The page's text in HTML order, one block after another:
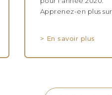
Apprenez-en plus
> En savoir plus